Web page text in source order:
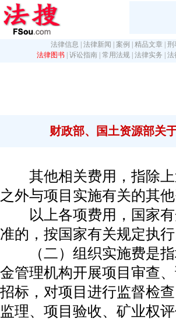
法律信息 法律新闻 案例 精品文章 刑
法律图书 诉讼指南 常用法规 法律实务 法
财政部、国土资源部关
其他相关费用，指除上
之外与项目实施有关的其他
以上各项费用，国家有
准的，按国家有关规定执行
（二）组织实施费是指
金管理机构开展项目审查、
招标，对项目进行监督检
监理、项目验收、矿业权